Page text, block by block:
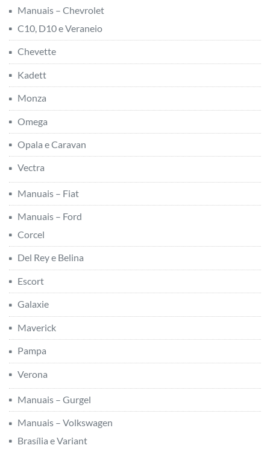
Manuais – Chevrolet
C10, D10 e Veraneio
Chevette
Kadett
Monza
Omega
Opala e Caravan
Vectra
Manuais – Fiat
Manuais – Ford
Corcel
Del Rey e Belina
Escort
Galaxie
Maverick
Pampa
Verona
Manuais – Gurgel
Manuais – Volkswagen
Brasília e Variant